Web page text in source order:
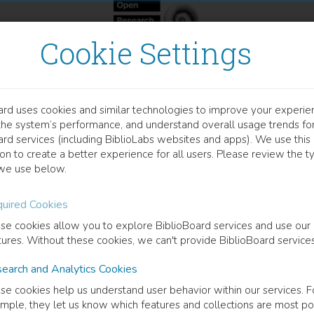
Cookie Settings
uses cookies and similar technologies to improve your
system’s performance, and understand overall usage trends
services (including BiblioLabs websites and apps). We use this
to create a better experience for all users. Please review the
use below.
Cookies
cookies allow you to explore BiblioBoard services and use our
Without these cookies, we can't provide BiblioBoard
and Analytics Cookies
cookies help us understand user behavior within our services.
they let us know which features and collections are most
cocina de los venenos
los siglos XVII y XVIII se presentaron varias querellas ante el